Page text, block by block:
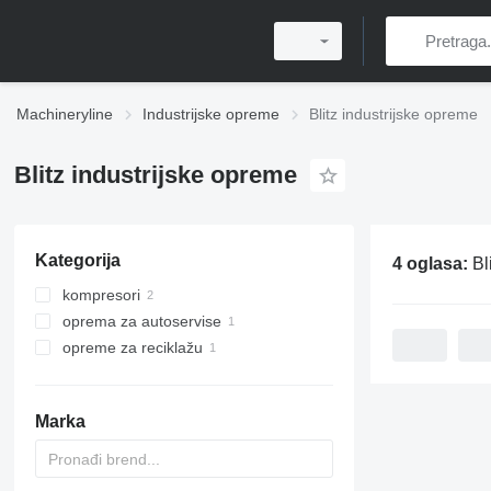
Machineryline Industrijske opreme Blitz industrijske opreme
Blitz industrijske opreme
Kategorija
kompresori
prenosivi kompresori
stacionarni kompresori
oprema za autoservise
alati za autoservis
opreme za reciklažu
Marka
4 oglasa: